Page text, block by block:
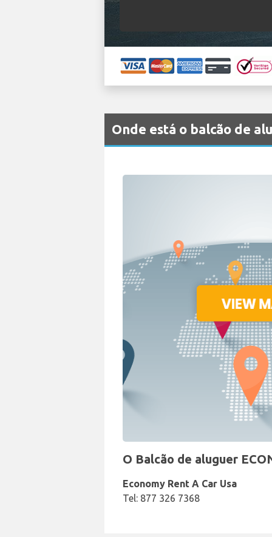
Onde está o balcão de
O Balcão de aluguer
Economy Rent A Car Usa
Tel: 877 326 7368